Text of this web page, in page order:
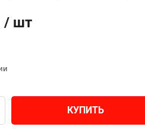
/ шт
КУПИТЬ